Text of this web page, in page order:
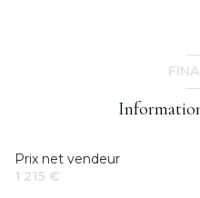
Prix net vendeur
1 215 €